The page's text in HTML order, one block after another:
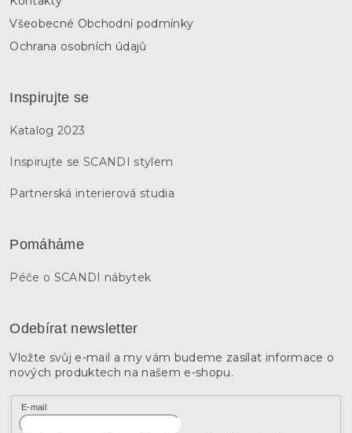
Všeobecné Obchodní podmínky
Ochrana osobních údajů
Inspirujte se
Katalog 2023
Inspirujte se SCANDI stylem
Partnerská interierová studia
Pomáháme
Péče o SCANDI nábytek
Odebírat newsletter
Vložte svůj e-mail a my vám budeme zasílat informace o
nových produktech na našem e-shopu.
E-mail